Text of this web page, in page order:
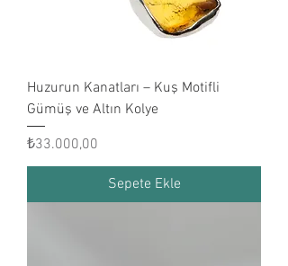
Huzurun Kanatları – Kuş Motifli
Gümüş ve Altın Kolye
Fiyat
₺33.000,00
Sepete Ekle